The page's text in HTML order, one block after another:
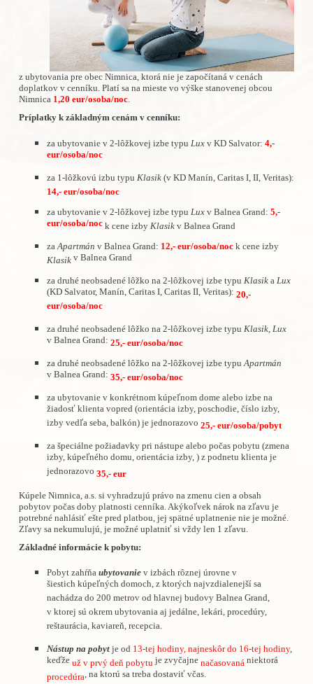
z ubytovania pre obec Nimnica, ktorá nie je započítaná v cenách
doplatkov v cenníku. Platí sa na mieste vo výške stanovenej obcou
Nimnica 1,20 eur/osoba/noc.
Príplatky k základným cenám v cenníku:
za ubytovanie v 2-lôžkovej izbe typu Lux v KD Salvator: 4,-
eur/osoba/noc
za 1-lôžkovú izbu typu Klasik (v KD Manín, Caritas I, II, Veritas):
14,- eur/osoba/noc
za ubytovanie v 2-lôžkovej izbe typu Lux v Balnea Grand: 5,-
eur/osoba/noc k cene izby Klasikv Balnea Grand
za Apartmán v Balnea Grand: 12,- eur/osoba/noc k cene izby
Klasikv Balnea Grand
za druhé neobsadené lôžko na 2-lôžkovej izbe typu Klasika Lux
(KD Salvator, Manín, Caritas I, Caritas II, Veritas): 20,-
eur/osoba/noc
za druhé neobsadené lôžko na 2-lôžkovej izbe typu Klasik, Lux
v Balnea Grand: 25,- eur/osoba/noc
za druhé neobsadené lôžko na 2-lôžkovej izbe typu Apartmán
v Balnea Grand: 35,- eur/osoba/noc
za ubytovanie v konkrétnom kúpeľnom dome alebo izbe na
žiadosť klienta vopred (orientácia izby, poschodie, číslo izby,
izby vedľa seba, balkón) je jednorazovo 25,- eur/osoba/pobyt
za špeciálne požiadavky pri nástupe alebo počas pobytu (zmena
izby, kúpeľného domu, orientácia izby, ) z podnetu klienta je
jednorazovo 35,- eur
Kúpele Nimnica, a.s. si vyhradzujú právo na zmenu cien a obsah
pobytov počas doby platnosti cenníka. Akýkoľvek nárok na zľavu je
potrebné nahlásiť ešte pred platbou, jej spätné uplatnenie nie je možné.
Zľavy sa nekumulujú, je možné uplatniť si vždy len 1 zľavu.
Základné informácie k pobytu:
Pobyt zahŕňa ubytovaniev izbách rôznej úrovne v
šiestich kúpeľných domoch, z ktorých najvzdialenejší sa
nachádza do 200 metrov od hlavnej budovy Balnea Grand,
v ktorej sú okrem ubytovania aj jedálne, lekári, procedúry,
reštaurácia, kaviareň, recepcia.
Nástup na pobytje od 13-tej hodiny, najneskôr do 16-tej hodiny,
keďže už v prvý deň pobytuje zvyčajne načasovanániektorá
procedúra, na ktorú sa treba dostaviť včas.